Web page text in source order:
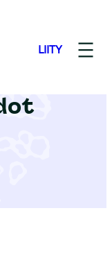
LIITY